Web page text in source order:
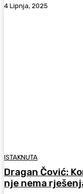
4 Lipnja, 2025
ISTAKNUTA
Dragan Čović:
nje nema